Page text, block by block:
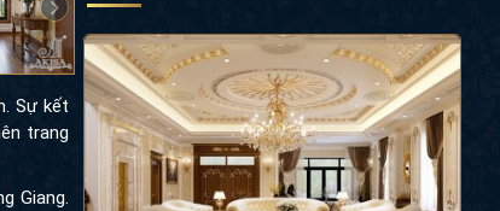
Sự kết
trang
Giang.